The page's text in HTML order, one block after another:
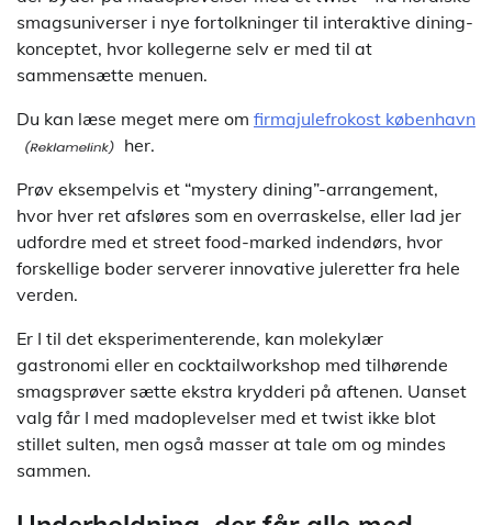
smagsuniverser i nye fortolkninger til interaktive dining-
konceptet, hvor kollegerne selv er med til at
sammensætte menuen.
Du kan læse meget mere om firmajulefrokost københavn
her.
Prøv eksempelvis et “mystery dining”-arrangement,
hvor hver ret afsløres som en overraskelse, eller lad jer
udfordre med et street food-marked indendørs, hvor
forskellige boder serverer innovative juleretter fra hele
verden.
Er I til det eksperimenterende, kan molekylær
gastronomi eller en cocktailworkshop med tilhørende
smagsprøver sætte ekstra krydderi på aftenen. Uanset
valg får I med madoplevelser med et twist ikke blot
stillet sulten, men også masser at tale om og mindes
sammen.